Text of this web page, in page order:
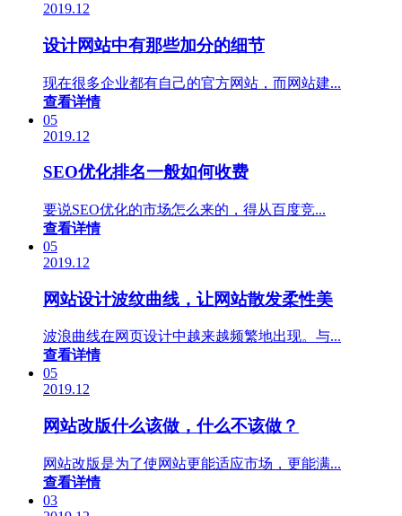
2019.12
设计网站中有那些加分的细节
现在很多企业都有自己的官方网站，而网站建...
查看详情
05
2019.12
SEO优化排名一般如何收费
要说SEO优化的市场怎么来的，得从百度竞...
查看详情
05
2019.12
网站设计波纹曲线，让网站散发柔性美
波浪曲线在网页设计中越来越频繁地出现。与...
查看详情
05
2019.12
网站改版什么该做，什么不该做？
网站改版是为了使网站更能适应市场，更能满...
查看详情
03